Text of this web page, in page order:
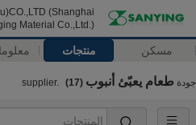
(Shanghai
Material Co.,Ltd.)
مسكن منتجات
جودة طعام يعبّئ أنبوب (17)